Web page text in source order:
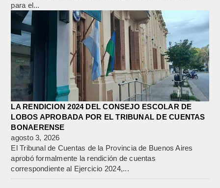
para el...
LA RENDICION 2024 DEL CONSEJO ESCOLAR DE
LOBOS APROBADA POR EL TRIBUNAL DE CUENTAS
BONAERENSE
agosto 3, 2026
El Tribunal de Cuentas de la Provincia de Buenos Aires
aprobó formalmente la rendición de cuentas
correspondiente al Ejercicio 2024,...